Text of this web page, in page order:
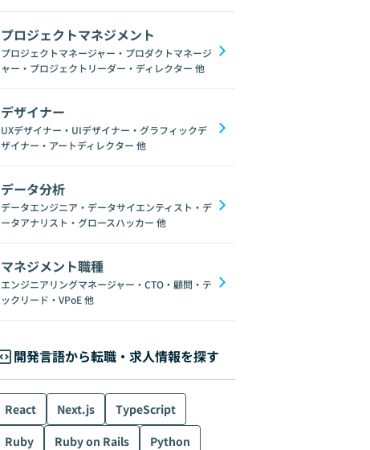
プロジェクトマネジメント
プロジェクトマネージャー・プロダクトマネージ
ャー・プロジェクトリーダー・ディレクター 他
デザイナー
UXデザイナー・UIデザイナー・グラフィックデ
ザイナー・アートディレクター 他
データ分析
データエンジニア・データサイエンティスト・デ
ータアナリスト・グロースハッカー 他
マネジメント職種
エンジニアリングマネージャー・CTO・顧問・テ
ックリード・VPoE他
開発言語から転職・求人情報を探す
React Next.js
TypeScript
Ruby
Ruby on Rails Python